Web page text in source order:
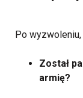
Po wyzwoleniu,
Został
armię?